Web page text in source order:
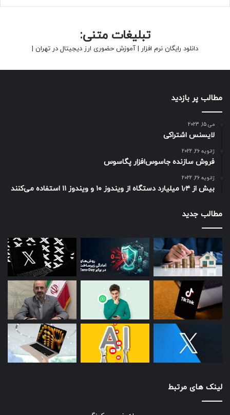
تبلیغات متنی:
دانلود رایگان نرم افزار | آموزش حضوری ارز دیجیتال در تهران |
مطالب پر بازدید
می 15, 2023
لایسنس اشتراکی
ژانویه 26, 2022
فروش سازنده جاسوس‌افزار پگاسوس
ژانویه 26, 2022
بیش از ۱٫۴ میلیارد دستگاه از ویندوز ۱۰ و ویندوز ۱۱ استفاده می‌کنند
مطالب جدید
لینک های مرتبط